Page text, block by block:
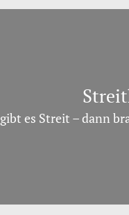
es Streit – dann